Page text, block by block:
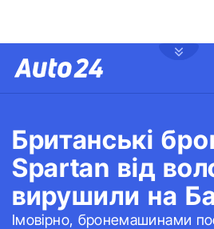
Британські
Spartan від
вирушили на
Імовірно, бронемашинами